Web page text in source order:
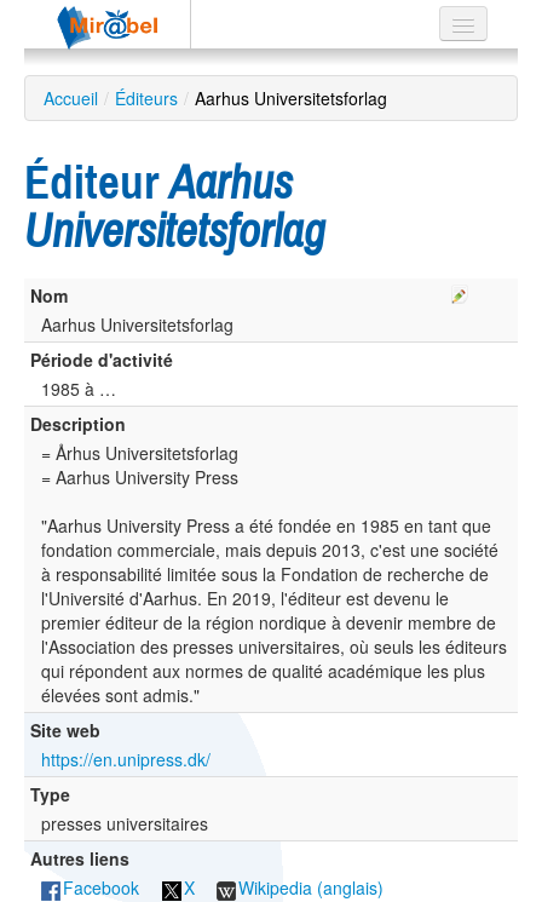
Le réseau
Soutien
Listes
Recherche
avancée
EN
ES
?
Accueil / Éditeurs / Aarhus Universitetsforlag
ÉditeurAarhus
Universitetsforlag
Nom
Aarhus Universitetsforlag
Période d'activité
1985 à …
Description
= Århus Universitetsforlag
= Aarhus University Press
"Aarhus University Press a été fondée en 1985 en tant que
fondation commerciale, mais depuis 2013, c'est une société
à responsabilité limitée sous la Fondation de recherche de
l'Université d'Aarhus. En 2019, l'éditeur est devenu le
premier éditeur de la région nordique à devenir membre de
l'Association des presses universitaires, où seuls les éditeurs
qui répondent aux normes de qualité académique les plus
élevées sont admis."
Site web
https://en.unipress.dk/
Type
presses universitaires
Autres liens
Facebook
X
Wikipedia (anglais)